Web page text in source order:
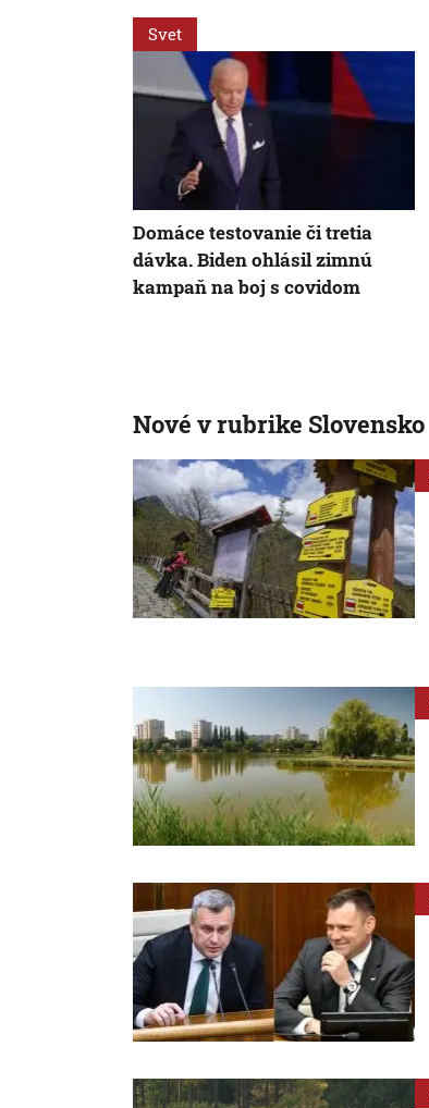
Svet
Domáce testovanie či tretia
dávka. Biden ohlásil zimnú
kampaň na boj s covidom
Nové v rubrike Slovensko